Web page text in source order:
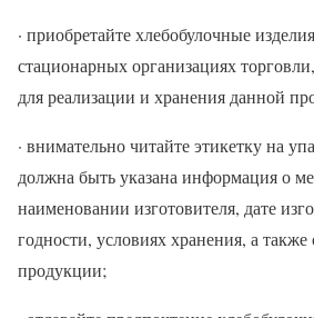
· приобретайте хлебобулочные
стационарных организациях
для реализации и хранения данной
· внимательно читайте этикетку на
должна быть указана информация о
наименовании изготовителя, дате
годности, условиях хранения, а
продукции;